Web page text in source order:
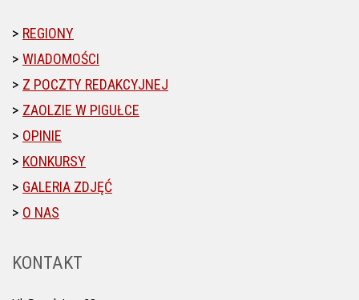
REGIONY
WIADOMOŚCI
Z POCZTY REDAKCYJNEJ
ZAOLZIE W PIGUŁCE
OPINIE
KONKURSY
GALERIA ZDJĘĆ
O NAS
KONTAKT